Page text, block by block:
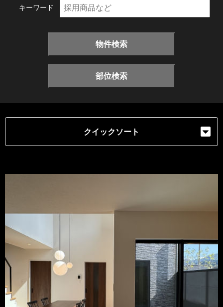
キーワード
物件検索
部位検索
クイックソート